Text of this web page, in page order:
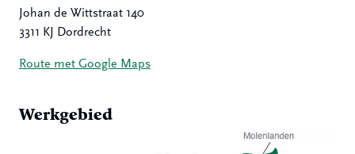
Johan de Wittstraat 140
3311 KJ Dordrecht
Route met Google Maps
Werkgebied